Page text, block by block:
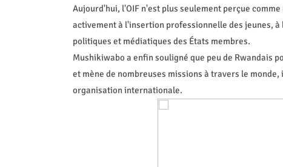
Aujourd'hui, l'OIF n'est plus seulement perçue
activement à l'insertion professionnelle des jeunes,
politiques et médiatiques des États membres.
Mushikiwabo a enfin souligné que peu de Rwandais
et mène de nombreuses missions à travers le
organisation internationale.